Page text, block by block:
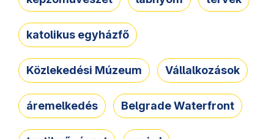
katolikus egyházfő
Közlekedési Múzeum Vállalkozások
áremelkedés Belgrade Waterfront